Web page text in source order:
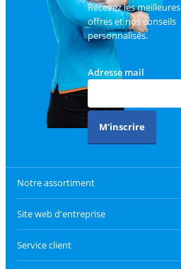
Recevez les meilleures
offres et nos conseils
personnalisés.
Adresse mail
M'inscrire
Notre assortiment
Site web d'entreprise
Service client